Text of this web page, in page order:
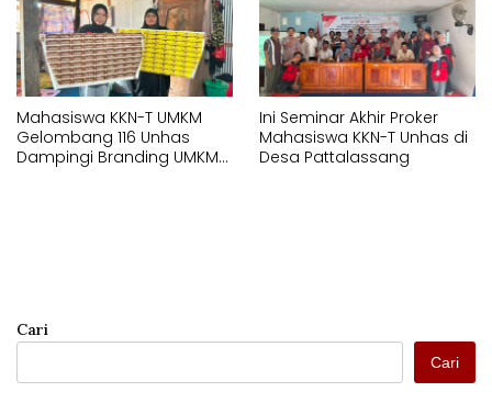
Mahasiswa KKN-T UMKM
Gelombang 116 Unhas
Dampingi Branding UMKM
Ini Seminar Akhir Proker
Mahasiswa KKN-T Unhas di
Desa Pattalassang
Cari
Cari